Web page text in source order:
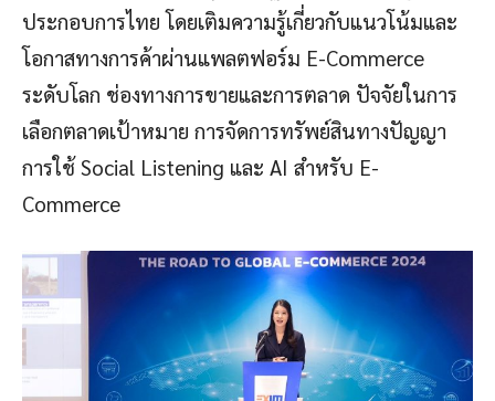
ประกอบการไทย โดยเติมความรู้เกี่ยวกับแนวโน้มและ
โอกาสทางการค้าผ่านแพลตฟอร์ม E-Commerce
ระดับโลก ช่องทางการขายและการตลาด ปัจจัยในการ
เลือกตลาดเป้าหมาย การจัดการทรัพย์สินทางปัญญา
การใช้ Social Listening และ AI สำหรับ E-
Commerce